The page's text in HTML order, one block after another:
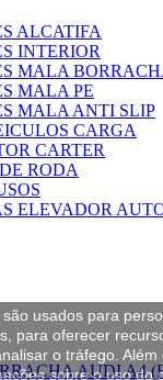
usados para
para oferecer
o tráfego. Além
sobre o uso do
ALCATIFA
INTERIOR
MALA
MALA PE
MALA ANTI SLIP
CARGA
CARTER
RODA
ELEVADOR
AUDI A4